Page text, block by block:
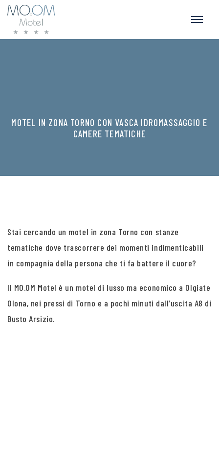
MOTEL IN ZONA TORNO CON VASCA IDROMASSAGGIO E
CAMERE TEMATICHE
Stai cercando un motel in zona Torno con stanze
tematiche dove trascorrere dei momenti indimenticabili
in compagnia della persona che ti fa battere il cuore?
Il MO.OM Motel è un motel di lusso ma economico a Olgiate
Olona, nei pressi di Torno e a pochi minuti dall’uscita A8 di
Busto Arsizio.